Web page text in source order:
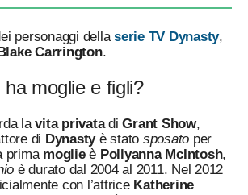
personaggi della serie TV Dynasty,
Blake Carrington.
moglie e figli?
lavita privatadiGrant Show,
di Dynasty è stato sposato per
prima moglieè Pollyanna McIntosh,
è durato dal 2004 al 2011. Nel 2012
con l’attrice Katherine